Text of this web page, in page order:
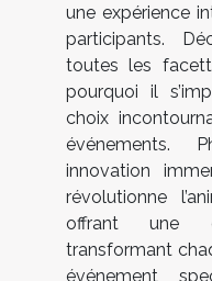
une expérience
participants.
toutes les
pourquoi il
choix
événements.
innovation
révolutionne
offrant une
transformant
événement